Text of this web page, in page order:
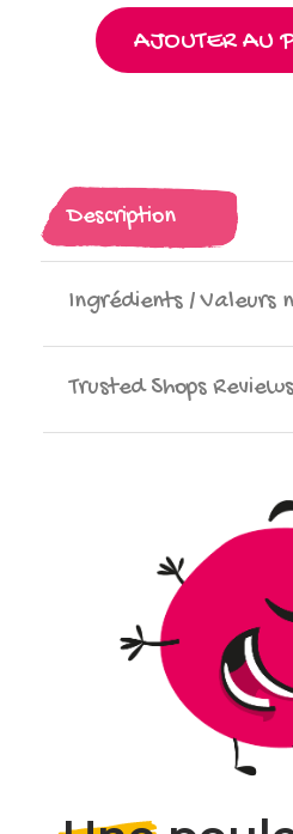
AJOUTER AU
Description
Ingrédients / Valeurs
Trusted Shops Reviews